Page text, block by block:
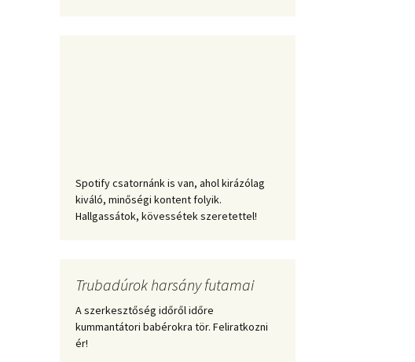
Spotify csatornánk is van, ahol kirázólag
kiváló, minőségi kontent folyik.
Hallgassátok, kövessétek szeretettel!
Trubadúrok harsány futamai
A szerkesztőség időről időre
kummantátori babérokra tör. Feliratkozni
ér!